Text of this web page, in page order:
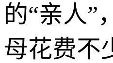
的“亲人”
母花费不